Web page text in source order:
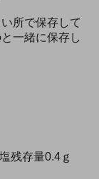
所で保存して
一緒に保存し
残存量0.4ｇ